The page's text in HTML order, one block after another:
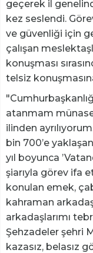
geçerek il
kez seslendi.
ve güvenliği için
çalışan
konuşması
telsiz
atanmam
ilinden
bin 700’e
yıl boyunca
şiarıyla görev ifa
konulan emek,
kahraman
arkadaşlarımı
Şehzadeler şehri
kazasız, belasız